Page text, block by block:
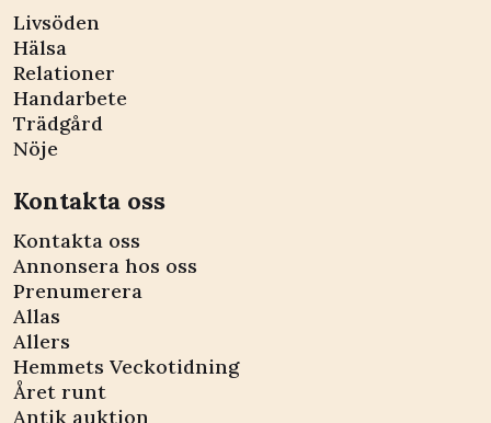
Livsöden
Hälsa
Relationer
Handarbete
Trädgård
Nöje
Kontakta oss
Kontakta oss
Annonsera hos oss
Prenumerera
Allas
Allers
Hemmets Veckotidning
Året runt
Antik auktion